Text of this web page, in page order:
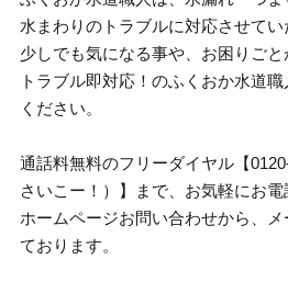
水まわりのトラブルに対応させてい
少しでも気になる事や、お困りご
トラブル即対応！のふくおか水道
ください。
通話料無料のフリーダイヤル【
さいこー！）】まで、お気軽にお電
ホームページお問い合わせから、
ております。